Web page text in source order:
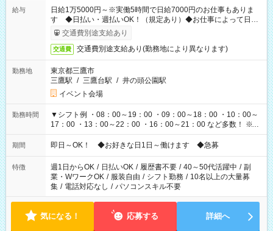
給与
日給1万5000円～※実働5時間で日給7000円のお仕事もありま
す ◆日払い・週払いOK！（規定あり）◆お仕事によって日給
も異なります
交通費別途支給あり
交通費 交通費別途支給あり(勤務地により異なります)
勤務地
東京都三鷹市
三鷹駅 / 三鷹台駅 / 井の頭公園駅
イベント会場
勤務時間
▼シフト例 ・08：00～19：00 ・09：00～18：00 ・10：00～
17：00 ・13：00～22：00 ・16：00～21：00 など多数！ ※お
仕事により勤務時間が異なります
期間 即日～OK！ ◆お好きな日1日～働けます ◆急募
特徴 週1日からOK / 日払いOK / 履歴書不要 / 40～50代活躍中 / 副
業・WワークOK / 服装自由 / シフト勤務 / 10名以上の大量募
集 / 電話対応なし / パソコンスキル不要
気になる！ 応募する 詳細へ